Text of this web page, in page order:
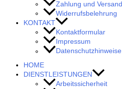
Zahlung und Versand
Widerrufsbelehrung
KONTAKT
Kontaktformular
Impressum
Datenschutzhinweise
HOME
DIENSTLEISTUNGEN
Arbeitssicherheit